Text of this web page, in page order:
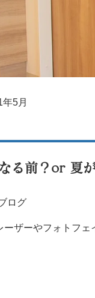
年5月
る前？or 夏
ログ
ーザーやフォトフ